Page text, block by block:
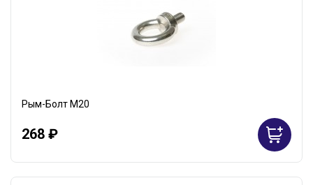
Рым-Болт М20
268 ₽